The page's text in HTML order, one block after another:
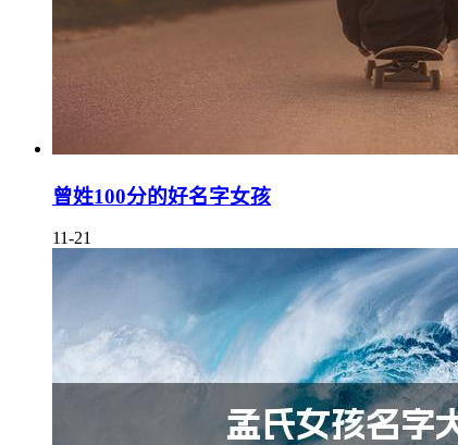
曾姓100分的好名字女孩
11-21